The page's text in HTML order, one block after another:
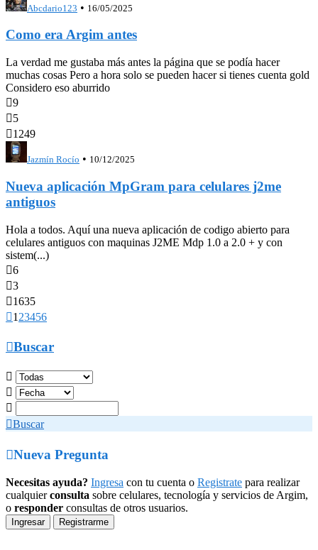
Abcdario123 • 16/05/2025
Como era Argim antes
La verdad me gustaba más antes la página que se podía hacer
muchas cosas Pero a hora solo se pueden hacer si tienes cuenta gold
Considero eso aburrido
9
5
1249
Jazmín Rocío • 10/12/2025
Nueva aplicación MpGram para celulares j2me
antiguos
Hola a todos. Aquí una nueva aplicación de codigo abierto para
celulares antiguos con maquinas J2ME Mdp 1.0 a 2.0 + y con
sistem(...)
6
3
1635
1 23456
Buscar



Buscar
Nueva Pregunta
Necesitas ayuda? Ingresa con tu cuenta o Registrate para realizar
cualquierconsulta sobre celulares, tecnología y servicios de Argim,
o responder consultas de otros usuarios.
Ingresar Registrarme